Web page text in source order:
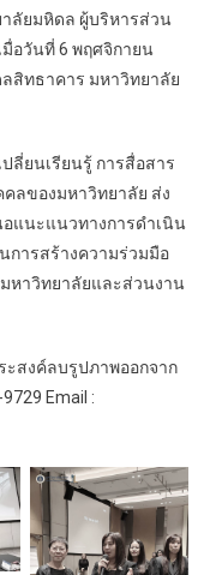
าลัยมหิดล ผู้บริหารส่วน
มื่อวันที่ 6 พฤศจิกายน
สิทธาคาร มหาวิทยาลัย
ลี่ยนเรียนรู้ การสื่อสาร
ลของมหาวิทยาลัย ส่ง
แนะแนวทางการดำเนิน
การสร้างความร่วมมือ
หาวิทยาลัยและส่วนงาน
สงค์ลบรูปภาพออกจาก
Email :